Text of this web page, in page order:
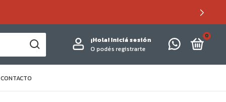
¡Hola!Iniciá sesión
O podés registrarte
0
CONTACTO